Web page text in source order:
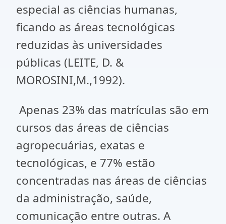
especial as ciências humanas,
ficando as áreas tecnológicas
reduzidas às universidades
públicas (LEITE, D. &
MOROSINI,M.,1992).
Apenas 23% das matrículas são em
cursos das áreas de ciências
agropecuárias, exatas e
tecnológicas, e 77% estão
concentradas nas áreas de ciências
da administração, saúde,
comunicação entre outras. A